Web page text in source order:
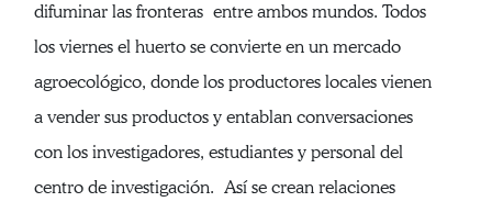
difuminar las fronteras entre ambos mundos. Todos
los viernes el huerto se convierte en un mercado
agroecológico, donde los productores locales vienen
a vender sus productos y entablan conversaciones
con los investigadores, estudiantes y personal del
centro de investigación. Así se crean relaciones